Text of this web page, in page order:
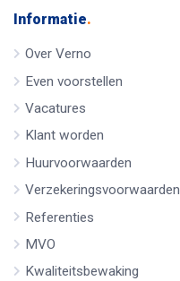
Informatie.
Over Verno
Even voorstellen
Vacatures
Klant worden
Huurvoorwaarden
Verzekeringsvoorwaarden
Referenties
MVO
Kwaliteitsbewaking